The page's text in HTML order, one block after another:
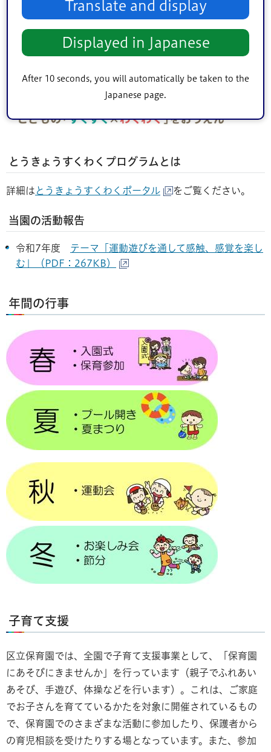
Translate and display
Displayed in Japanese
After 10 seconds, you will automatically be taken to the
Japanese page.
とうきょうすくわくプログラムとは
詳細は とうきょうすくわくポータル をご覧ください。
当園の活動報告
令和7年度 テーマ「運動遊びを通して感触、感覚を楽し
む」（PDF：267KB）
年間の行事
子育て支援
区立保育園では、全園で子育て支援事業として、「保育園
にあそびにきませんか」を行っています（親子でふれあい
あそび、手遊び、体操などを行います）。これは、ご家庭
でお子さんを育てているかたを対象に開催されているもの
で、保育園でのさまざまな活動に参加したり、保護者から
の育児相談を受けたりする場となっています。また、参加